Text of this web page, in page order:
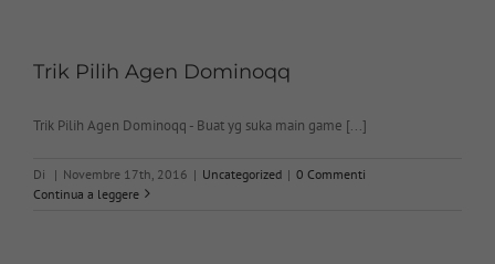
Complementi d’arredo
Trik Pilih Agen Dominoqq
Trik Pilih Agen Dominoqq - Buat yg suka main game [...]
Di | Novembre 17th, 2016 | Uncategorized | 0 Commenti
Continua a leggere